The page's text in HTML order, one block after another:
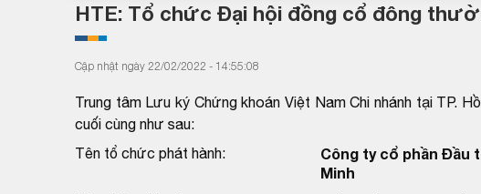
HTE: Tổ chức Đại hội đồng cổ đông
Cập nhật ngày 22/02/2022 - 14:55:08
Trung tâm Lưu ký Chứng khoán Việt Nam Chi nhánh tại TP.
cuối cùng như sau:
Tên tổ chức phát hành:
Công ty cổ phần Đầu
Minh